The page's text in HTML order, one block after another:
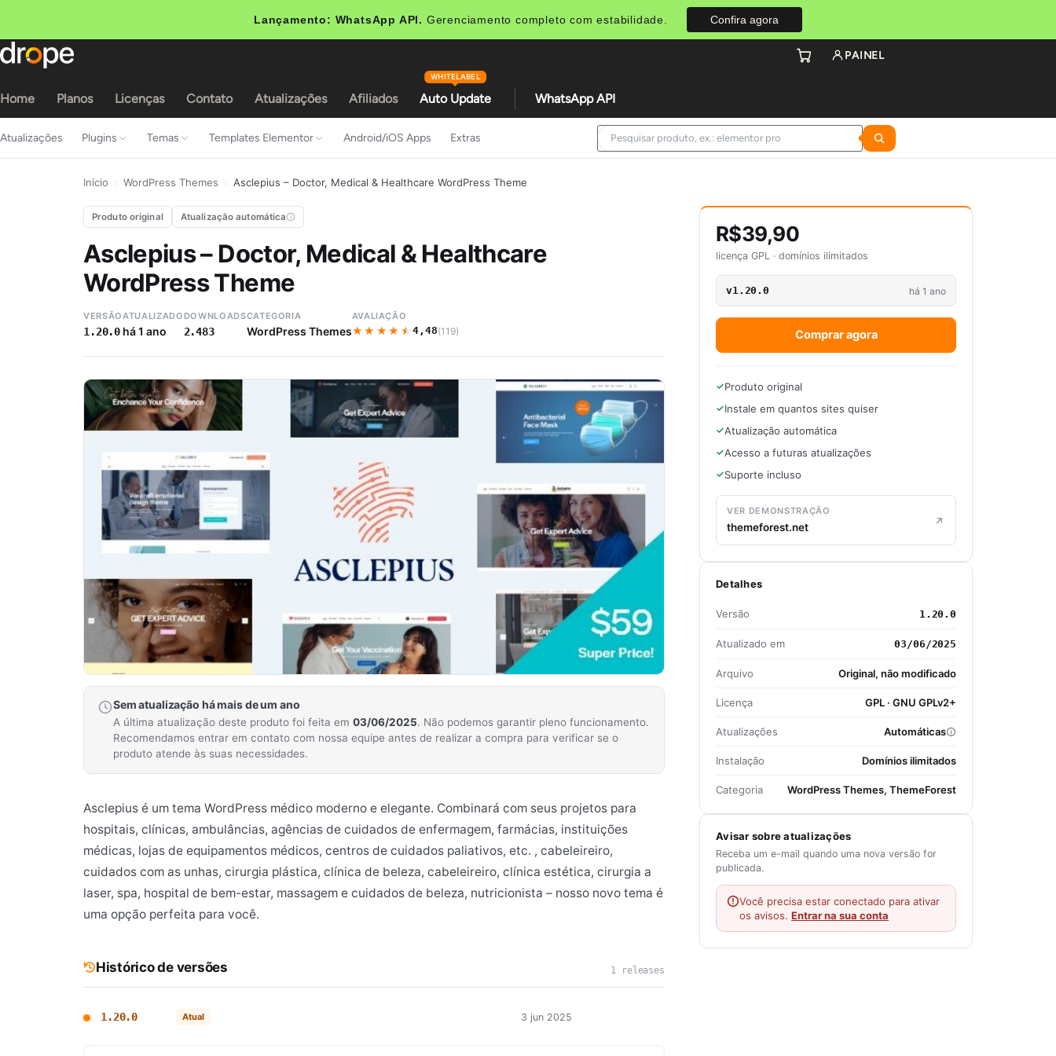
Lançamento: WhatsApp API. Gerenciamento completo com estabilidade. Confira agora
Home Planos Licenças Contato Atualizações Afiliados Auto Update
WHITELABEL
WhatsApp API
PAINEL
Atualizações Plugins Temas Templates Elementor Android/iOS Apps Extras
Início WordPress Themes Asclepius – Doctor, Medical & Healthcare WordPress Theme
Produto original Atualização automática
Asclepius – Doctor, Medical & Healthcare
WordPress Theme
VERSÃO
1.20.0
ATUALIZADO
há 1 ano
DOWNLOADS
2.483
CATEGORIA
WordPress Themes
AVALIAÇÃO
★★★★★
★★★★★4,48(119)
Sem atualização há mais de um ano
A última atualização deste produto foi feita em 03/06/2025. Não podemos garantir pleno funcionamento.
Recomendamos entrar em contato com nossa equipe antes de realizar a compra para verificar se o
produto atende às suas necessidades.
Asclepius é um tema WordPress médico moderno e elegante. Combinará com seus projetos para
hospitais, clínicas, ambulâncias, agências de cuidados de enfermagem, farmácias, instituições
médicas, lojas de equipamentos médicos, centros de cuidados paliativos, etc. , cabeleireiro,
cuidados com as unhas, cirurgia plástica, clínica de beleza, cabeleireiro, clínica estética, cirurgia a
laser, spa, hospital de bem-estar, massagem e cuidados de beleza, nutricionista – nosso novo tema é
uma opção perfeita para você.
Histórico de versões 1 releases
1.20.0 Atual 3 jun 2025
R$39,90
licença GPL · domínios ilimitados
v1.20.0 há 1 ano
Comprar agora
Produto original
Instale em quantos sites quiser
Atualização automática
Acesso a futuras atualizações
Suporte incluso
VER DEMONSTRAÇÃO
themeforest.net
Detalhes
Versão 1.20.0
Atualizado em 03/06/2025
Arquivo Original, não modificado
Licença GPL · GNU GPLv2+
Atualizações Automáticas
Instalação Domínios ilimitados
Categoria WordPress Themes, ThemeForest
Avisar sobre atualizações
Receba um e-mail quando uma nova versão for
publicada.
Você precisa estar conectado para ativar
os avisos. Entrar na sua conta